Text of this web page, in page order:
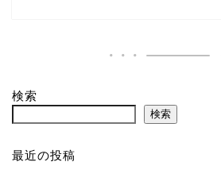
検索
検索
最近の投稿